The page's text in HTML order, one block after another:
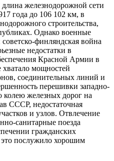
железнодорожной сети
года до 106 102 км, в
строительства,
Однако военные
финляндская война
недостатки в
Красной Армии в
хватало мощностей
соединительных линий и
перешивки западно-
колею железных дорог на
СССР, недостаточная
и узлов. Отвлечение
санитарные поезда
гражданских
это послужило хорошим